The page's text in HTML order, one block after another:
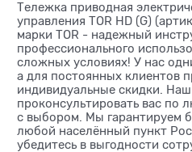
Тележка приводная
управления TOR HD (G)
марки TOR - надежный
профессионального
сложных условиях! У нас
а для постоянных клиентов
индивидуальные скидки.
проконсультировать вас по
с выбором. Мы гарантируем
любой населённый пункт
убедитесь в выгодности